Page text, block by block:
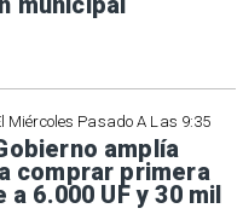
municipal
Miércoles Pasado A Las 9:35
amplía
comprar primera
6.000 UF y 30 mil